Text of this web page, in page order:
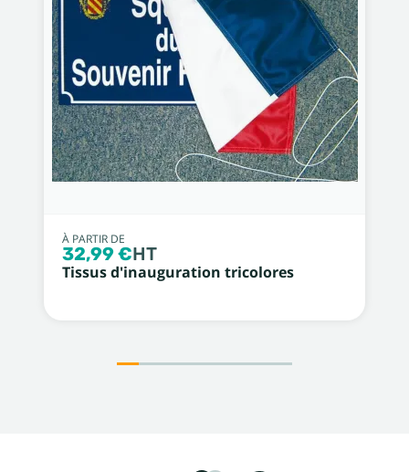
À PARTIR DE
32,99 €HT
Tissus d'inauguration tricolores